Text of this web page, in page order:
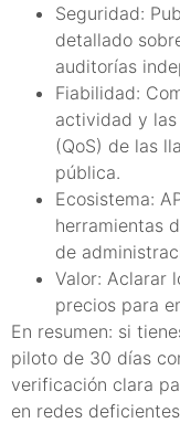
Seguridad:
detallado
auditorías
Fiabilidad:
actividad y
(QoS) de las
pública.
Ecosistema:
herramientas
de
Valor: Aclarar
precios para
En resumen: si
piloto de 30 días
verificación clara
en redes